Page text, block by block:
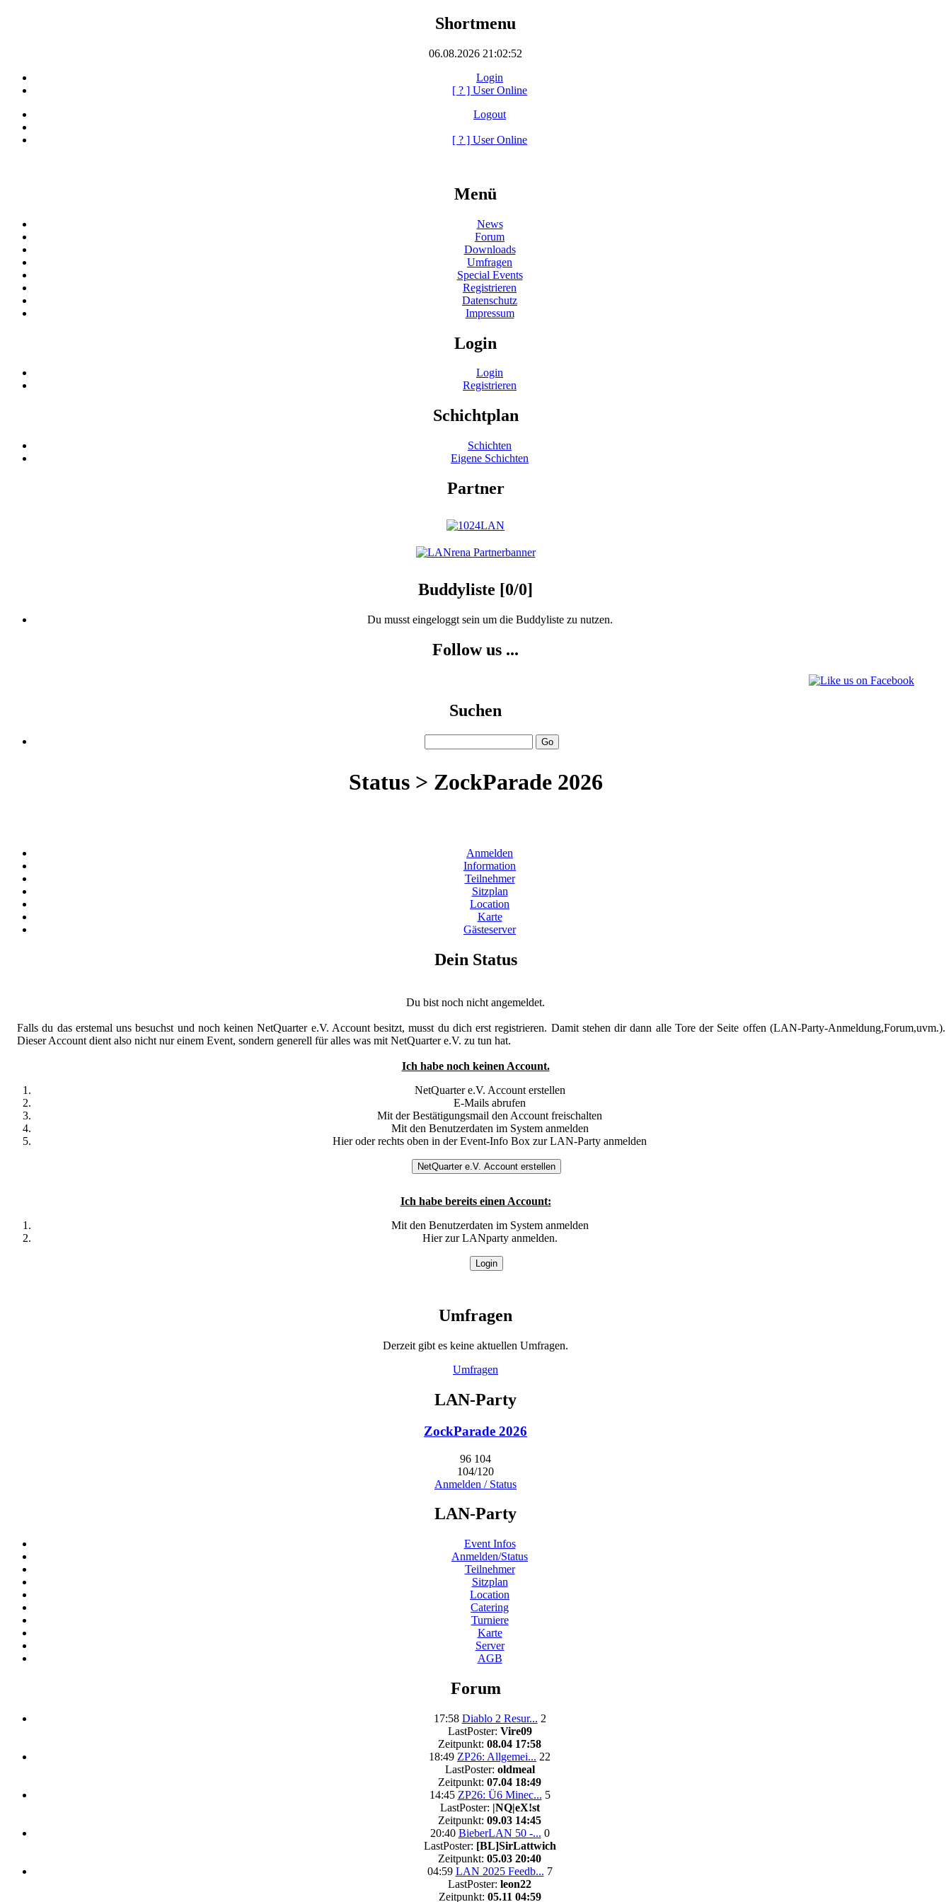
Shortmenu
06.08.2026 21:02:52
Login
[ ? ] User Online
Logout
[ ? ] User Online
Menü
News
Forum
Downloads
Umfragen
Special Events
Registrieren
Datenschutz
Impressum
Login
Login
Registrieren
Schichtplan
Schichten
Eigene Schichten
Partner
Buddyliste [0/0]
Du musst eingeloggt sein um die Buddyliste zu nutzen.
Follow us ...
Suchen
Status > ZockParade 2026
Anmelden
Information
Teilnehmer
Sitzplan
Location
Karte
Gästeserver
Dein Status
Du bist noch nicht angemeldet.
Falls du das erstemal uns besuchst und noch keinen NetQuarter e.V. Account besitzt, musst du dich erst registrieren. Damit stehen dir dann alle Tore der Seite offen (LAN-Party-Anmeldung,Forum,uvm.).
Dieser Account dient also nicht nur einem Event, sondern generell für alles was mit NetQuarter e.V. zu tun hat.
Ich habe noch keinen Account.
NetQuarter e.V. Account erstellen
E-Mails abrufen
Mit der Bestätigungsmail den Account freischalten
Mit den Benutzerdaten im System anmelden
Hier oder rechts oben in der Event-Info Box zur LAN-Party anmelden
Ich habe bereits einen Account:
Mit den Benutzerdaten im System anmelden
Hier zur LANparty anmelden.
Umfragen
Derzeit gibt es keine aktuellen Umfragen.
Umfragen
LAN-Party
ZockParade 2026
96 104
104/120
Anmelden / Status
LAN-Party
Event Infos
Anmelden/Status
Teilnehmer
Sitzplan
Location
Catering
Turniere
Karte
Server
AGB
Forum
17:58 Diablo 2 Resur... 2
LastPoster: Vire09
Zeitpunkt: 08.04 17:58
18:49 ZP26: Allgemei... 22
LastPoster: oldmeal
Zeitpunkt: 07.04 18:49
14:45 ZP26: Ü6 Minec... 5
LastPoster: |NQ|eX!st
Zeitpunkt: 09.03 14:45
20:40 BieberLAN 50 -... 0
LastPoster: [BL]SirLattwich
Zeitpunkt: 05.03 20:40
04:59 LAN 2025 Feedb... 7
LastPoster: leon22
Zeitpunkt: 05.11 04:59